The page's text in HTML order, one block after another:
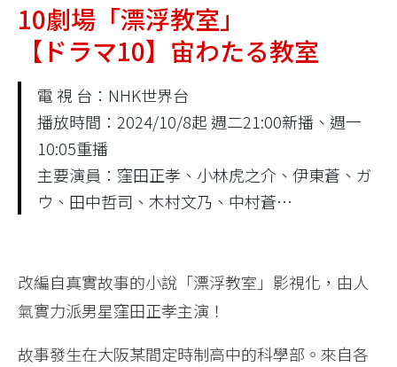
10劇場「漂浮教室」
【ドラマ10】宙わたる教室
電 視 台：NHK世界台
播放時間：2024/10/8起 週二21:00新播、週一
10:05重播
主要演員：窪田正孝、小林虎之介、伊東蒼、ガ
ウ、田中哲司、木村文乃、中村蒼…
改編自真實故事的小說「漂浮教室」影視化，由人
氣實力派男星窪田正孝主演！
故事發生在大阪某間定時制高中的科學部。來自各